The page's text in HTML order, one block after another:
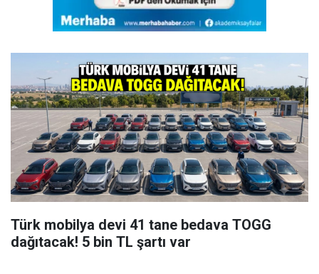
Türk mobilya devi 41 tane bedava TOGG
dağıtacak! 5 bin TL şartı var